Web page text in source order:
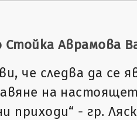
Аврамова
че следва да се
на
приходи“ - гр.